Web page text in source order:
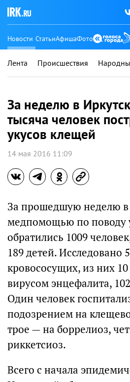
Новости СтатьиАфишаФото
Лента Происшествия
За неделю в
тысяча человек
укусов клещей
14 мая 2016 11:09
За прошедшую неделю в
медпомощью по поводу
обратились 1009
189 детей. Исследовано
кровососущих, из них
вирусом энцефалита,
Один человек
подозрением на
трое — на боррелиоз,
риккетсиоз.
Всего с начала